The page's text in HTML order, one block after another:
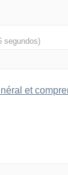
segundos)
et